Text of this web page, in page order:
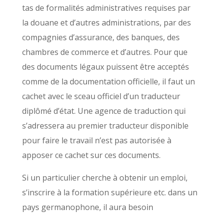
tas de formalités administratives requises par
la douane et d’autres administrations, par des
compagnies d’assurance, des banques, des
chambres de commerce et d’autres. Pour que
des documents légaux puissent être acceptés
comme de la documentation officielle, il faut un
cachet avec le sceau officiel d’un traducteur
diplômé d’état. Une agence de traduction qui
s’adressera au premier traducteur disponible
pour faire le travail n’est pas autorisée à
apposer ce cachet sur ces documents.
Si un particulier cherche à obtenir un emploi,
s’inscrire à la formation supérieure etc. dans un
pays germanophone, il aura besoin